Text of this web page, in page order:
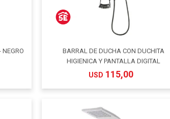
NEGRO
BARRAL DE DUCHA CON DUCHITA
HIGIENICA Y PANTALLA DIGITAL
USD 115,00